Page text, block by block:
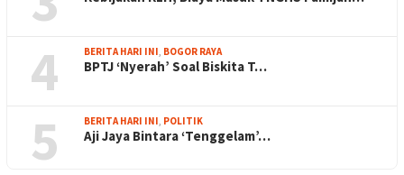
4 BERITA HARI INI BOGOR RAYA
BPTJ ‘Nyerah’ Soal Biskita T…
5 BERITA HARI INI POLITIK
Aji Jaya Bintara ‘Tenggelam’…